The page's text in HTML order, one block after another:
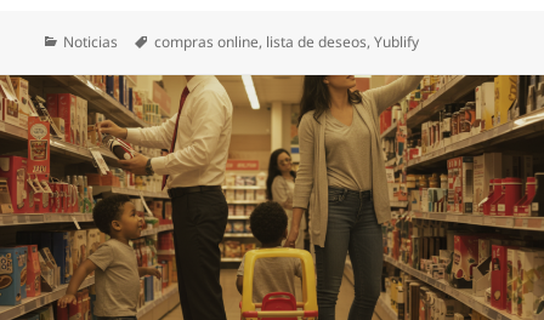
Categorías
Noticias Etiquetas
compras online, lista de deseos,Yublify